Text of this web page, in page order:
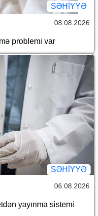
SƏHIYYƏ
08.08.2026
problemi var
SƏHIYYƏ
06.08.2026
yayınma sistemi